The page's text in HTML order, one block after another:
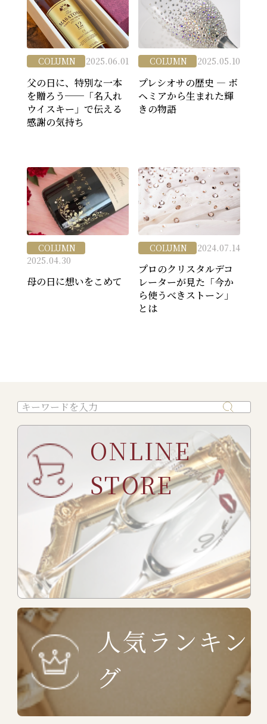
COLUMN 2025.06.01
父の日に、特別な一本
を贈ろう──「名入れ
ウイスキー」で伝える
感謝の気持ち
COLUMN 2025.05.10
プレシオサの歴史 ― ボ
ヘミアから生まれた輝
きの物語
COLUMN
2025.04.30
母の日に想いをこめて
COLUMN 2024.07.14
プロのクリスタルデコ
レーターが見た「今か
ら使うべきストーン」
とは
ONLINE
STORE
人気ランキン
グ